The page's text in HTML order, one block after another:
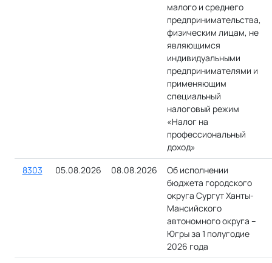
малого и среднего
предпринимательства,
физическим лицам, не
являющимся
индивидуальными
предпринимателями и
применяющим
специальный
налоговый режим
«Налог на
профессиональный
доход»
8303
05.08.2026 08.08.2026
Об исполнении
бюджета городского
округа Сургут Ханты-
Мансийского
автономного округа –
Югры за 1 полугодие
2026 года